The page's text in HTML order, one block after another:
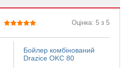
Оцінка: 5 з 5
Бойлер комбінований
Drazice OKC 80